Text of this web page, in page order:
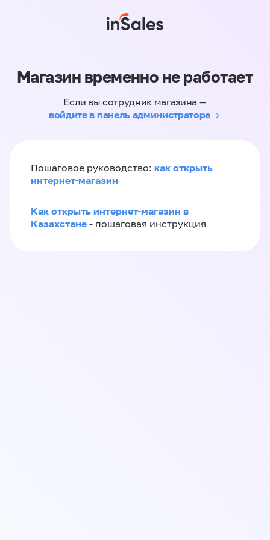
Магазин временно не работает
Если вы сотрудник магазина —
войдите в панель администратора
Пошаговое руководство: как открыть
интернет-магазин
Как открыть интернет-магазин в
Казахстане - пошаговая инструкция